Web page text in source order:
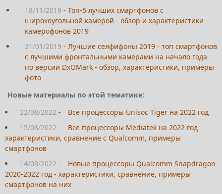
18/11/2019 - Топ-5 лучших смартфонов с
широкоугольной камерой - обзор и характеристики
камерофонов 2019
31/01/2019 - Лучшие селфифоны 2019 - топ смартфонов
с лучшими фронтальными камерами на начало года
по версии DxOMark - обзор, характеристики, примеры
фото
Новые материалы по этой тематике:
22/08/2022 -
Все процессоры Unisoc Tiger на 2022 год
15/08/2022 -
Все процессоры Mediatek на 2022 год -
характеристики, сравнение с Qualcomm, примеры
смартфонов
14/08/2022 -
Новые процессоры Qualcomm Snapdragon
2020-2022 год - характеристики, сравнение, примеры
смартфонов на них